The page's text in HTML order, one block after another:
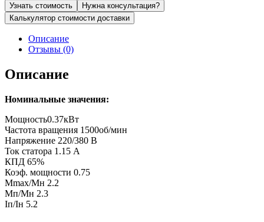
Узнать стоимость
Нужна консультация?
Калькулятор стоимости доставки
Описание
Отзывы (0)
Описание
Номинальные значения:
Мощность0.37кВт
Частота вращения 1500об/мин
Напряжение 220/380 В
Ток статора 1.15 А
КПД 65%
Коэф. мощности 0.75
Mmax/Mн 2.2
Мп/Мн 2.3
Iп/Iн 5.2